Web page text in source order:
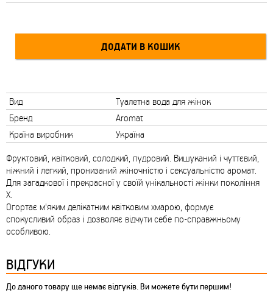
Вид
Туалетна вода для жінок
Бренд
Aromat
Країна виробник
Україна
Фруктовий, квітковий, солодкий, пудровий. Вишуканий і чуттєвий,
ніжний і легкий, пронизаний жіночністю і сексуальністю аромат.
Для загадкової і прекрасної у своїй унікальності жінки покоління
Х.
Огортає м'яким делікатним квітковим хмарою, формує
спокусливий образ і дозволяє відчути себе по-справжньому
особливою.
ВІДГУКИ
До даного товару ще немає відгуків. Ви можете бути першим!